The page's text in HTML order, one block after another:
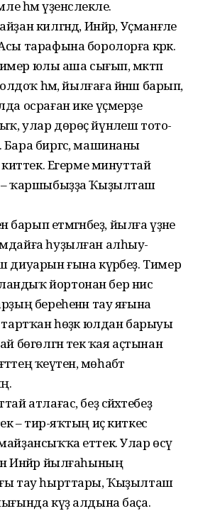
һәм үҙенсәлекле.
килгәндә, Инйәр, Уҫманғәле
тарафына боролорға кәрәк.
юлы аша сығып, мәктәп
һәм, йыл­ғаға йәнәш барып,
осраған ике үҫмерҙе
улар дөрөҫ йүнәлеш тото­
биргәс, машинаны
киттек. Егерме минуттай
– ҡаршыбыҙҙа Ҡыҙылташ
барып етмәгәнбеҙ, йылға үҙәне
һуҙылған алһыу-
диуарын ғына күрәбеҙ. Тимер
йортонан бер нисә
береһенән тау яғына
һөҙәк юлдан барыуы
бөгөлгән текә ҡая аҫтынан
ҡеүәтен, мөһабәт
атлағас, беҙ сәйәхәтебеҙ
– тирә-яҡтың иҫ киткес
еттек. Улар өсәү
Инйәр йылғаһының
тау һырттары, Ҡыҙылташ
күҙ алдына баҫа.